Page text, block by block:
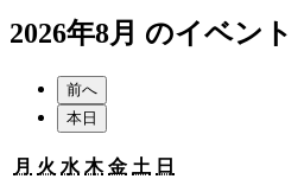
2026年8月 のイベント
前へ
本日
月 月
火 火
水 水
木木
金金
土 土
日